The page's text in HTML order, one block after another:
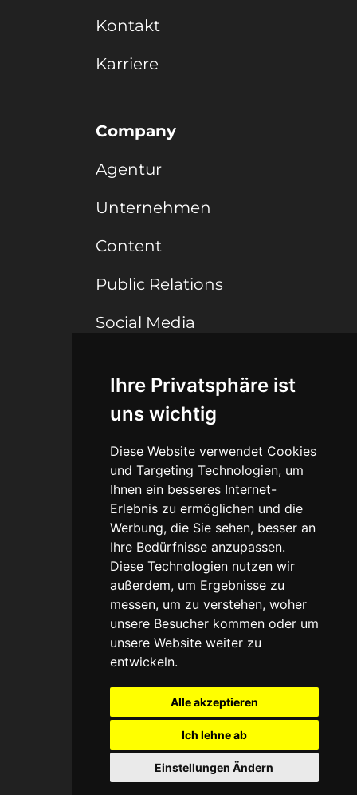
Ihre Privatsphäre ist
uns wichtig
Diese Website verwendet Cookies
und Targeting Technologien, um
Ihnen ein besseres Internet-
Erlebnis zu ermöglichen und die
Werbung, die Sie sehen, besser an
Ihre Bedürfnisse anzupassen.
Diese Technologien nutzen wir
außerdem, um Ergebnisse zu
messen, um zu verstehen, woher
unsere Besucher kommen oder um
unsere Website weiter zu
entwickeln.
Alle akzeptieren
Ich lehne ab
Einstellungen Ändern
Kontakt
Karriere
Company
Agentur
Unternehmen
Content
Public Relations
Social Media
Connect
Portfolio
Legal
Agb
Datenschutz
Impressum
Haftungsausschuss
Umsetzung und